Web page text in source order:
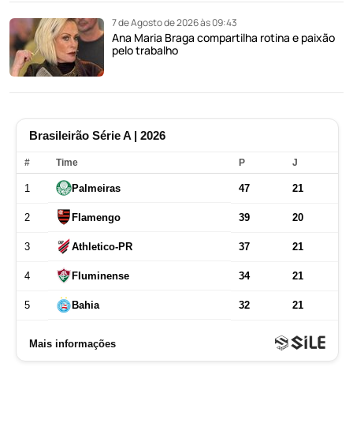
7 de Agosto de 2026 às 09:43
Ana Maria Braga compartilha rotina e paixão
pelo trabalho